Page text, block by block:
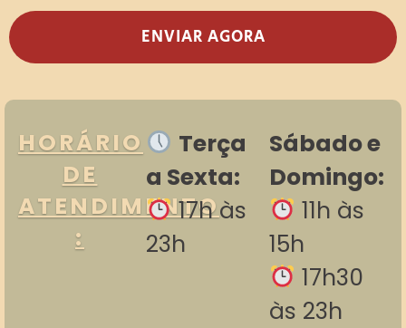
ENVIAR AGORA
HORÁRIO
DE
ATENDIMENTO
:
Terça
a Sexta:
17h às
23h
Sábado e
Domingo:
11h às
15h
17h30
às 23h